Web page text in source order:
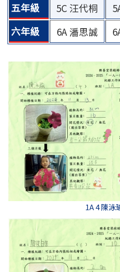
五年級
5C 汪代桐
六年級
6A 潘思誠
1A 4 陳泳